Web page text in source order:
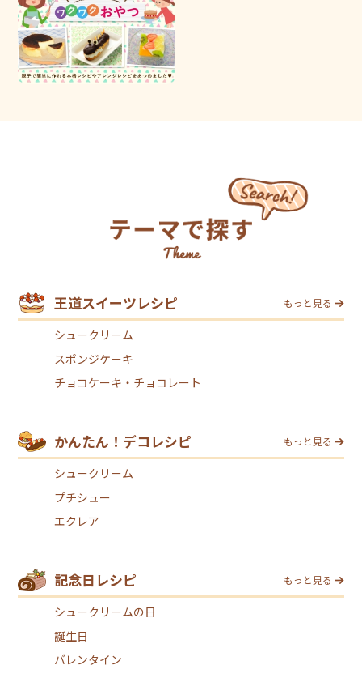
王道スイーツレシピ もっと見る
シュークリーム
スポンジケーキ
チョコケーキ・チョコレート
かんたん！デコレシピ もっと見る
シュークリーム
プチシュー
エクレア
記念日レシピ もっと見る
シュークリームの日
誕生日
バレンタイン